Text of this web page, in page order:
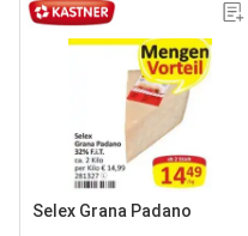
Selex Grana Padano